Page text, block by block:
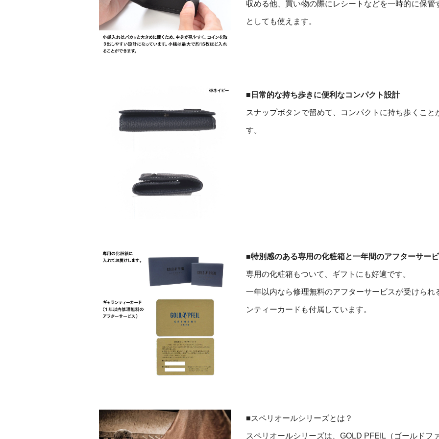
収める他、買い物の際にレシートなどを一時的に保管
としても使えます。
■日常的な持ち歩きに便利なコンパクト設計
スナップボタンで留めて、コンパクトに持ち歩くこと
す。
■特別感のある専用の化粧箱と一年間のアフターサー
専用の化粧箱もついて、ギフトにも好適です。
一年以内なら修理無料のアフターサービスが受けられ
ンティーカードも付属しています。
■スペリオールシリーズとは？
スペリオールシリーズは、GOLD PFEIL（ゴールドフ